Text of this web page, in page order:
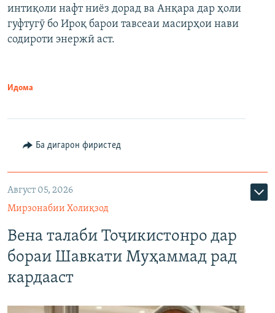
интиқоли нафт ниёз дорад ва Анқара дар ҳоли
гуфтугӯ бо Ироқ барои тавсеаи масирҳои нави
содироти энержӣ аст.
Идома
Ба дигарон фиристед
Август 05, 2026
Мирзонабии Холиқзод
Вена талаби Тоҷикистонро дар
бораи Шавкати Муҳаммад рад
кардааст